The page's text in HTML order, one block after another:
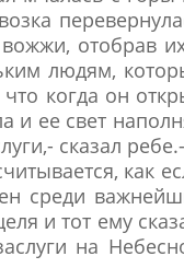
отобрав
людям,
когда он
и ее свет
сказал
как
среди
и тот ему
на